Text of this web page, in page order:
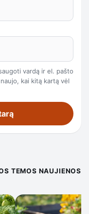
vardą ir el. pašto
kai kitą kartą vėl
TEMOS NAUJIENOS